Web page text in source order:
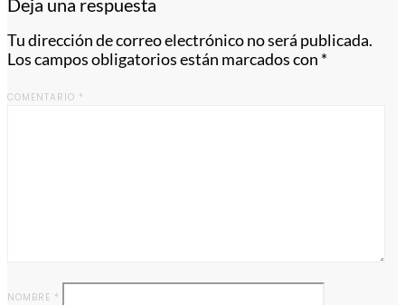
Deja una respuesta
Tu dirección de correo electrónico no será publicada.
Los campos obligatorios están marcados con *
COMENTARIO *
NOMBRE *